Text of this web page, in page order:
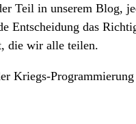
Teil in unserem Blog,
Entscheidung das
die wir alle teilen.
Kriegs-